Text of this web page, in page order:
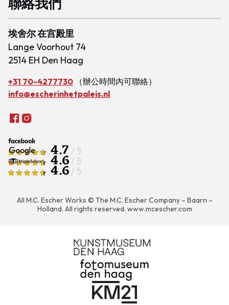
埃舍尔 在宫殿里
Lange Voorhout 74
2514 EH Den Haag
+31 70-4277730
（辦公時間內可聯絡）
info@escherinhetpaleis.nl
4.7 / 5
4.6 / 5
4.6 / 5
All M.C. Escher Works © The M.C. Escher Company – Baarn –
Holland. All rights reserved. www.mcescher.com